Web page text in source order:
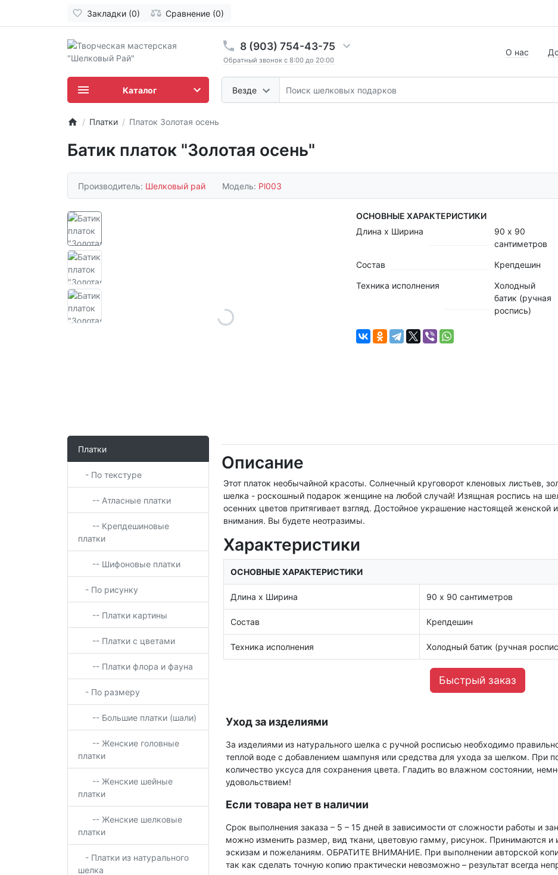
Закладки (0) Сравнение (0)
8 (903) 754-43-75
Обратный звонок с 8:00 до 20:00
Везде
О нас
Каталог
Платки Платок Золотая осень
Батик платок "Золотая осень"
Производитель: Шелковый рай Модель: Pl003
ОСНОВНЫЕ ХАРАКТЕРИСТИКИ
Длина х Ширина
90 х 90
сантиметров
Состав Крепдешин
Техника исполнения
Холодный
батик (ручная
роспись)
Платки
- По текстуре
-- Атласные платки
-- Крепдешиновые
платки
-- Шифоновые платки
- По рисунку
-- Платки картины
-- Платки с цветами
-- Платки флора и фауна
- По размеру
-- Большие платки (шали)
-- Женские головные
платки
-- Женские шейные
платки
-- Женские шелковые
платки
- Платки из натурального
шелка
Описание
Этот платок необычайной красоты. Солнечный круговорот кленовых листьев,
шелка - роскошный подарок женщине на любой случай! Изящная роспись на
осенних цветов притягивает взгляд. Достойное украшение настоящей женской
внимания. Вы будете неотразимы.
Характеристики
ОСНОВНЫЕ ХАРАКТЕРИСТИКИ
Длина х Ширина 90 х 90 сантиметров
Состав Крепдешин
Техника исполнения Холодный батик (ручная
Быстрый заказ
Уход за изделиями
За изделиями из натурального шелка с ручной росписью необходимо
теплой воде с добавлением шампуня или средства для ухода за шелком. При
количество уксуса для сохранения цвета. Гладить во влажном состоянии,
удовольствием!
Если товара нет в наличии
Срок выполнения заказа – 5 – 15 дней в зависимости от сложности работы и
можно изменить размер, вид ткани, цветовую гамму, рисунок. Принимаются
эскизам и пожеланиям. ОБРАТИТЕ ВНИМАНИЕ. При выполнении авторской копии
так как сделать точную копию практически невозможно – результат всегда